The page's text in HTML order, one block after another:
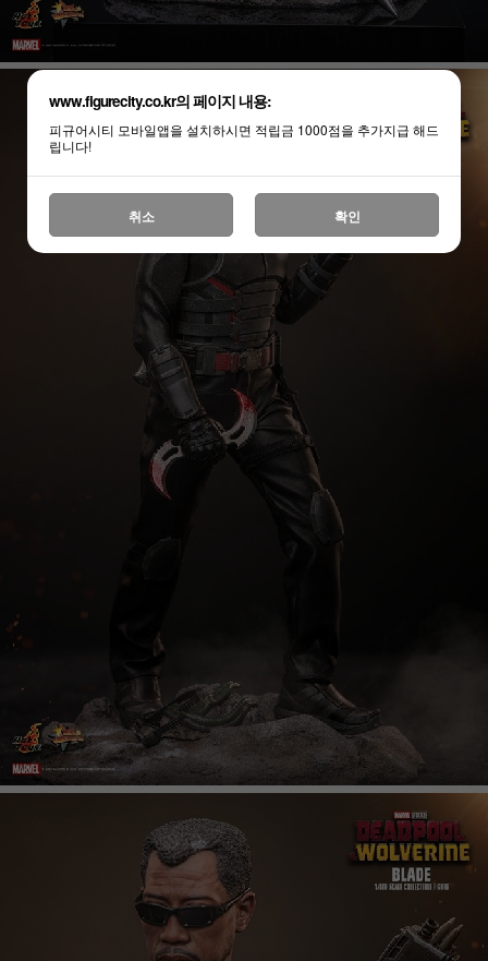
www.figurecity.co.kr의 페이지 내용:
피규어시티 모바일앱을 설치하시면 적립금 1000점을 추가지급 해드
립니다!
취소 확인